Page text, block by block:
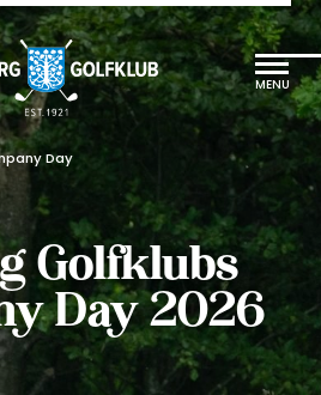
Day
Golfklubs
Day 2026
MENU